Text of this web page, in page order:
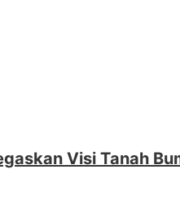
Visi Tanah